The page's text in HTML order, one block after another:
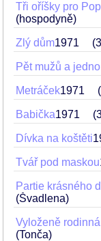
Tři oříšky pro
(hospodyně)
Zlý dům1971
Pět mužů a
Metráček1971
Babička1971
Dívka na koštěti
Tvář pod maskou
Partie krásného
(Švadlena)
Vyloženě
(Tonča)